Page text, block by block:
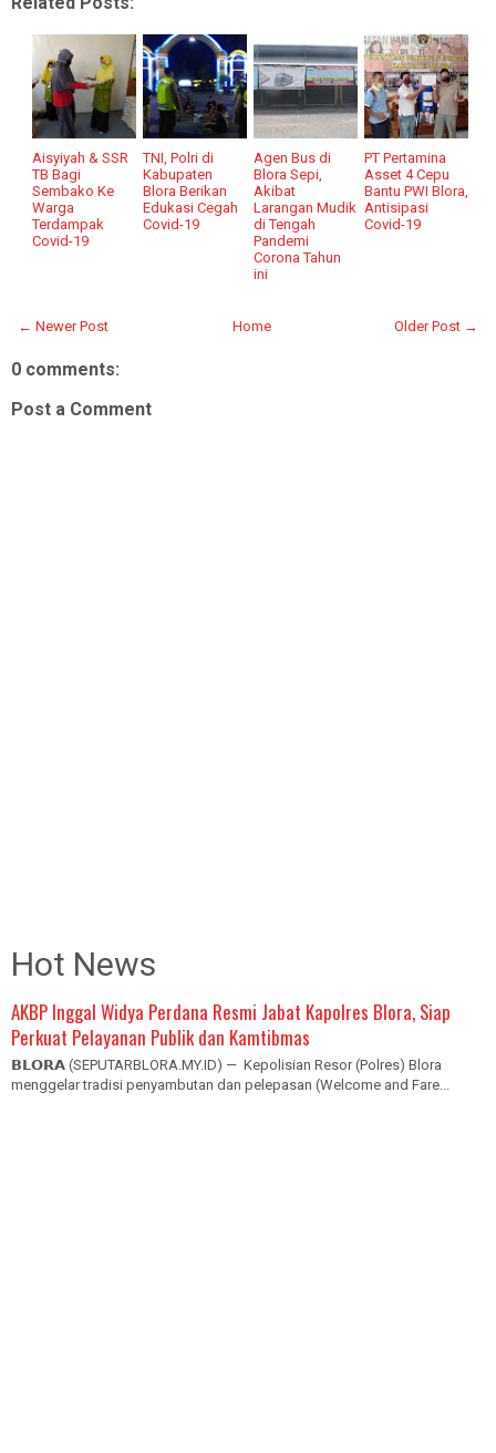
Aisyiyah & SSR
TB Bagi
Sembako Ke
Warga
Terdampak
Covid-19
TNI, Polri di
Kabupaten
Blora Berikan
Edukasi Cegah
Covid-19
Agen Bus di
Blora Sepi,
Akibat
Larangan Mudik
di Tengah
Pandemi
Corona Tahun
ini
PT Pertamina
Asset 4 Cepu
Bantu PWI Blora,
Antisipasi
Covid-19
← Newer Post Older Post →
Home
0 comments:
Post a Comment
Hot News
AKBP Inggal Widya Perdana Resmi Jabat Kapolres Blora, Siap
Perkuat Pelayanan Publik dan Kamtibmas
𝗕𝗟𝗢𝗥𝗔 (SEPUTARBLORA.MY.ID) — Kepolisian Resor (Polres) Blora
menggelar tradisi penyambutan dan pelepasan (Welcome and Fare...